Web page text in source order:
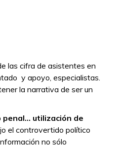
las cifra de asistentes en
y apoyo, especialistas.
la narrativa de ser un
penal… utilización de
el controvertido político
no sólo